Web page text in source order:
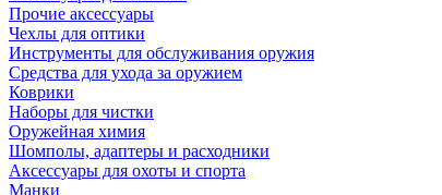
Прочие аксессуары
Чехлы для оптики
Инструменты для обслуживания оружия
Средства для ухода за оружием
Коврики
Наборы для чистки
Оружейная химия
Шомполы, адаптеры и расходники
Аксессуары для охоты и спорта
Манки